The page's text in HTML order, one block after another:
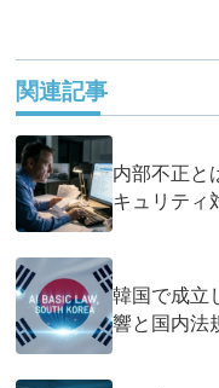
関連記事
内部不正と
キュリティ
韓国で成立
響と国内法